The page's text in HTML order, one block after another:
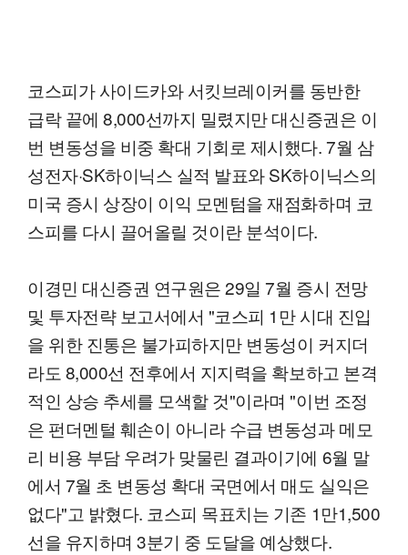
코스피가 사이드카와 서킷브레이커를 동반한
급락 끝에 8,000선까지 밀렸지만 대신증권은 이
번 변동성을 비중 확대 기회로 제시했다. 7월 삼
성전자·SK하이닉스 실적 발표와 SK하이닉스의
미국 증시 상장이 이익 모멘텀을 재점화하며 코
스피를 다시 끌어올릴 것이란 분석이다.
이경민 대신증권 연구원은 29일 7월 증시 전망
및 투자전략 보고서에서 "코스피 1만 시대 진입
을 위한 진통은 불가피하지만 변동성이 커지더
라도 8,000선 전후에서 지지력을 확보하고 본격
적인 상승 추세를 모색할 것"이라며 "이번 조정
은 펀더멘털 훼손이 아니라 수급 변동성과 메모
리 비용 부담 우려가 맞물린 결과이기에 6월 말
에서 7월 초 변동성 확대 국면에서 매도 실익은
없다"고 밝혔다. 코스피 목표치는 기존 1만1,500
선을 유지하며 3분기 중 도달을 예상했다.